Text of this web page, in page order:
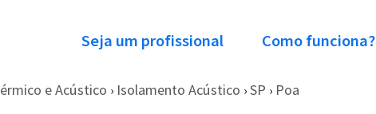
Seja um profissional Como funciona?
e Acústico › Isolamento Acústico › SP › Poa